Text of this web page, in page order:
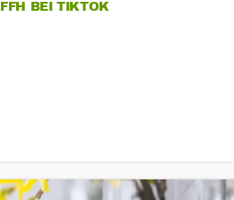
FFH BEI TIKTOK